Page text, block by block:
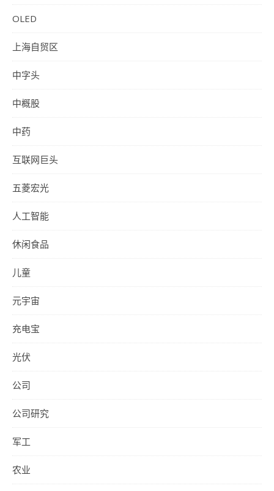
OLED
上海自贸区
中字头
中概股
中药
互联网巨头
五菱宏光
人工智能
休闲食品
儿童
元宇宙
充电宝
光伏
公司
公司研究
军工
农业